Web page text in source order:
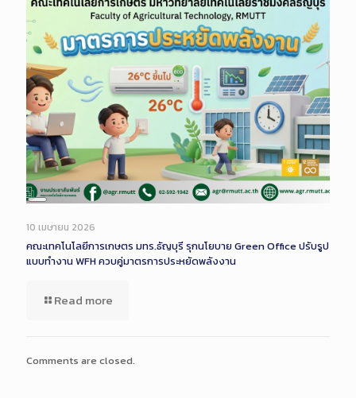
Long
Description
10 เมษายน 2026
คณะเทคโนโลยีการเกษตร มทร.ธัญบุรี รุกนโยบาย Green Office ปรับรูป
แบบทำงาน WFH ควบคู่มาตรการประหยัดพลังงาน
Read more
Comments are closed.